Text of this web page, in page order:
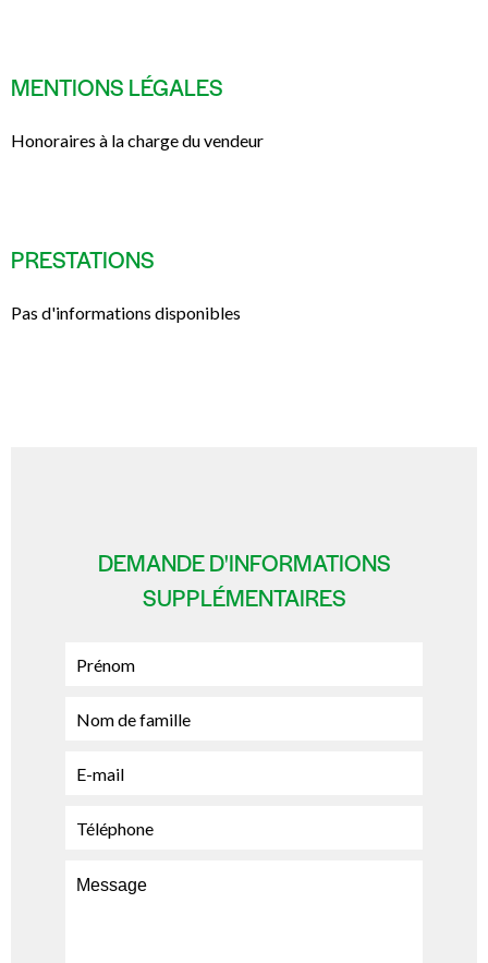
MENTIONS LÉGALES
Honoraires à la charge du vendeur
PRESTATIONS
Pas d'informations disponibles
DEMANDE D'INFORMATIONS
SUPPLÉMENTAIRES